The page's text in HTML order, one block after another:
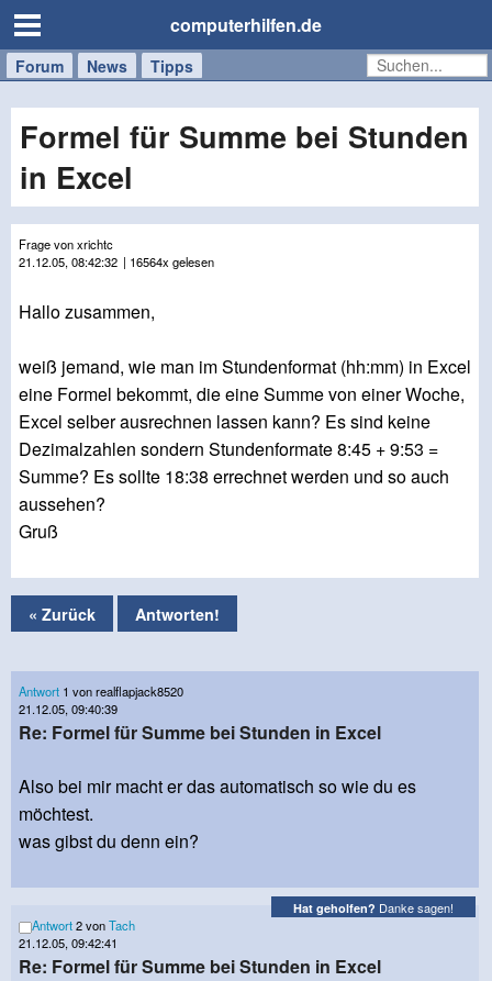
computerhilfen.de
Forum News Tipps
Handy
Tablet
Windows
Mac
Formel für Summe bei Stunden
in Excel
Frage von xrichtc
21.12.05, 08:42:32 | 16564x gelesen
Hallo zusammen,
weiß jemand, wie man im Stundenformat (hh:mm) in Excel
eine Formel bekommt, die eine Summe von einer Woche,
Excel selber ausrechnen lassen kann? Es sind keine
Dezimalzahlen sondern Stundenformate 8:45 + 9:53 =
Summe? Es sollte 18:38 errechnet werden und so auch
aussehen?
Gruß
« Zurück Antworten!
Antwort 1 von realflapjack8520
21.12.05, 09:40:39
Re: Formel für Summe bei Stunden in Excel
Also bei mir macht er das automatisch so wie du es
möchtest.
was gibst du denn ein?
Hat geholfen? Danke sagen!
Antwort2 vonTach
21.12.05, 09:42:41
Re: Formel für Summe bei Stunden in Excel